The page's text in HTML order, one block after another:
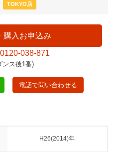
TOKYO店
購入お申込み
0120-038-871
ンス後1番)
電話で問い合わせる
H26(2014)年